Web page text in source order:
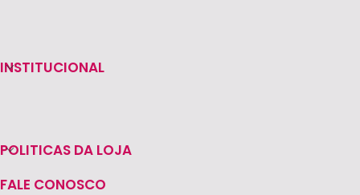
INSTITUCIONAL
POLITICAS DA LOJA
FALE CONOSCO